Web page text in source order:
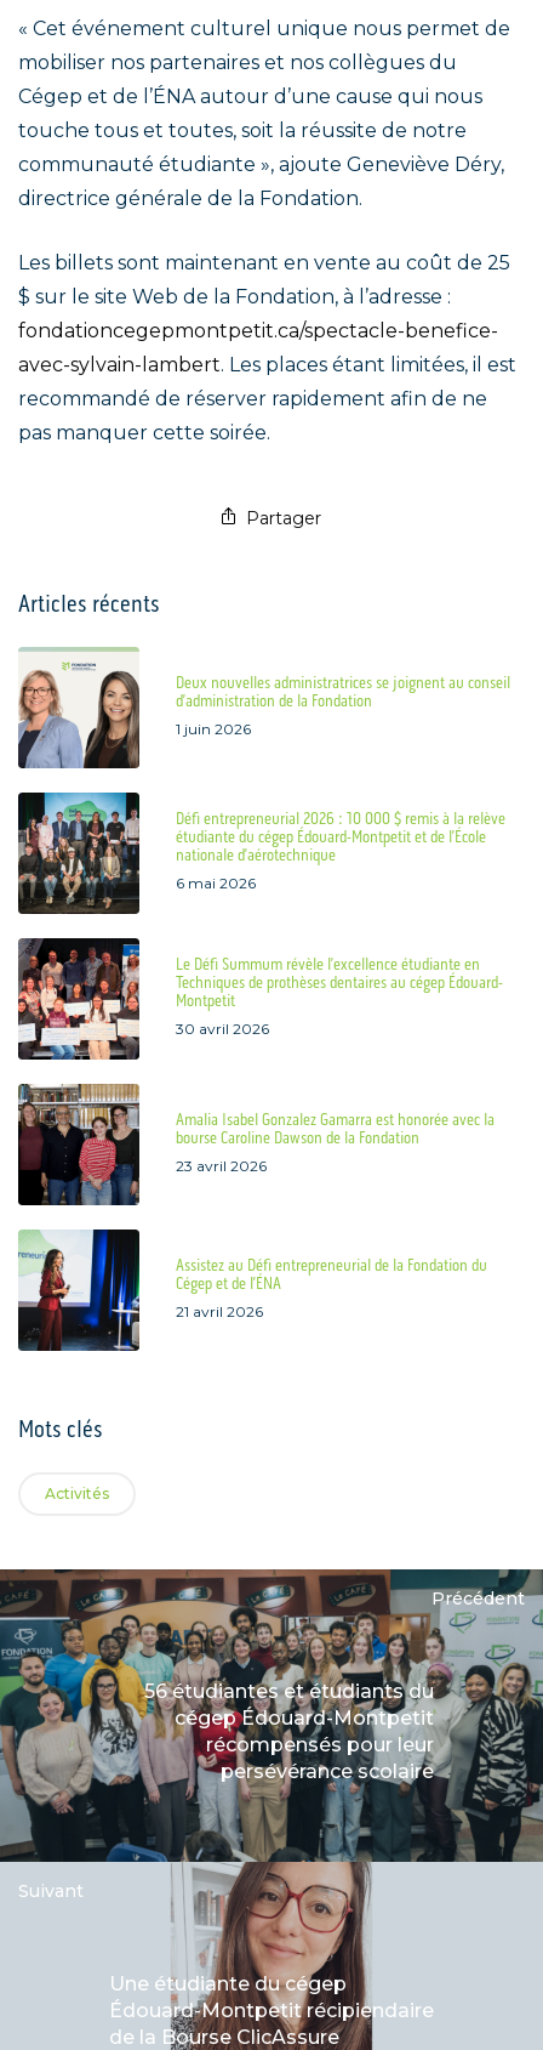
« Cet événement culturel unique nous permet de
mobiliser nos partenaires et nos collègues du
Cégep et de l’ÉNA autour d’une cause qui nous
touche tous et toutes, soit la réussite de notre
communauté étudiante », ajoute Geneviève Déry,
directrice générale de la Fondation.
Les billets sont maintenant en vente au coût de 25
$ sur le site Web de la Fondation, à l’adresse :
fondationcegepmontpetit.ca/spectacle-benefice-
avec-sylvain-lambert. Les places étant limitées, il est
recommandé de réserver rapidement afin de ne
pas manquer cette soirée.
Partager
Articles récents
Deux nouvelles administratrices se joignent au conseil
d’administration de la Fondation
1 juin 2026
Défi entrepreneurial 2026 : 10 000 $ remis à la relève
étudiante du cégep Édouard-Montpetit et de l’École
nationale d’aérotechnique
6 mai 2026
Le Défi Summum révèle l’excellence étudiante en
Techniques de prothèses dentaires au cégep Édouard-
Montpetit
30 avril 2026
Amalia Isabel Gonzalez Gamarra est honorée avec la
bourse Caroline Dawson de la Fondation
23 avril 2026
Assistez au Défi entrepreneurial de la Fondation du
Cégep et de l’ÉNA
21 avril 2026
Mots clés
Activités
Précédent
56 étudiantes et étudiants du
cégep Édouard-Montpetit
récompensés pour leur
persévérance scolaire
Suivant
Une étudiante du cégep
Édouard-Montpetit récipiendaire
de la Bourse ClicAssure